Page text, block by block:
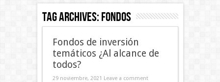
Tag Archives:Fondos
Fondos de inversión
temáticos ¿Al alcance de
todos?
29 noviembre, 2021 Leave a comment